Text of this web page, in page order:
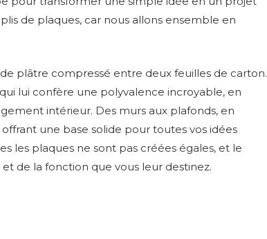
de plaques, car nous allons ensemble en
plâtre compressé entre deux feuilles de carton.
lui confère une polyvalence incroyable, en
intérieur. Des murs aux plafonds, en
une base solide pour toutes vos idées
les plaques ne sont pas créées égales, et le
de la fonction que vous leur destinez.